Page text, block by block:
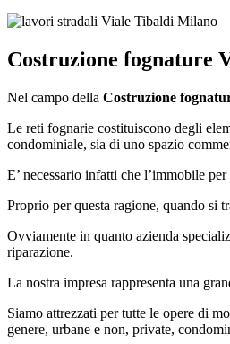
Costruzione fognature
Nel campo della Costruzione
Le reti fognarie costituiscono degli
condominiale, sia di uno spazio
E’ necessario infatti che l’immobile
Proprio per questa ragione, quando si
Ovviamente in quanto azienda
riparazione.
La nostra impresa rappresenta una
Siamo attrezzati per tutte le opere di
genere, urbane e non, private,